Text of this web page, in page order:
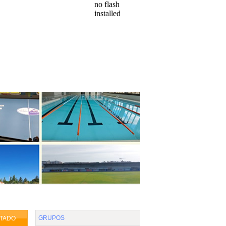
Enviar | Imprimir
DE COMPETICIONESQUE QUIERES VER:
HASTA
no flash
installed
GRUPOS